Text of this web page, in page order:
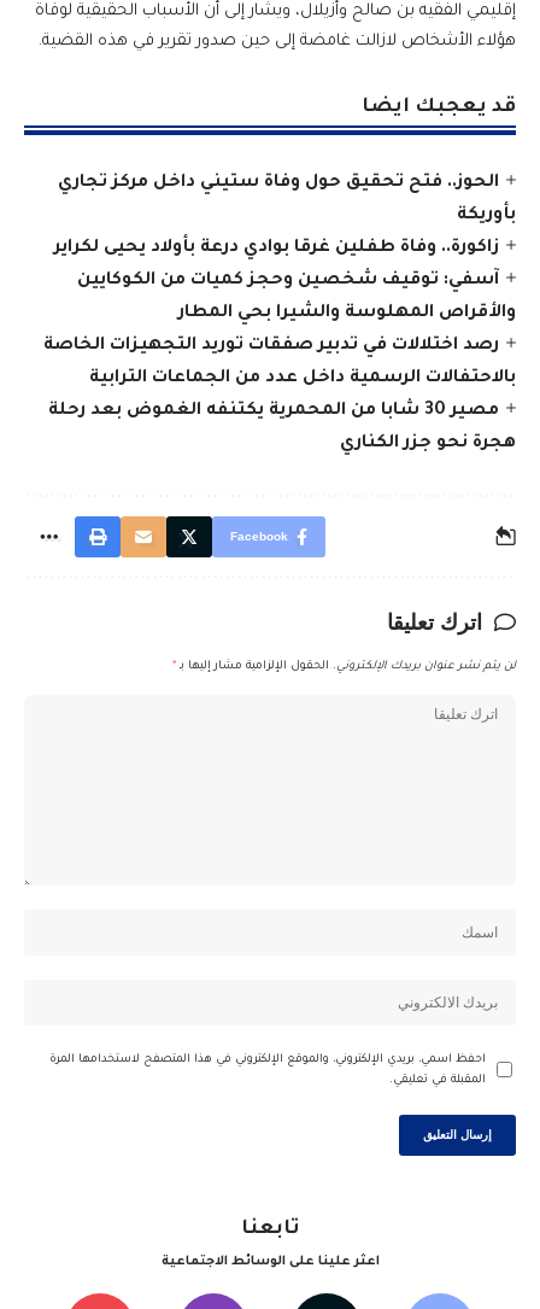
إقليمي الفقيه بن صالح وأزيلال، ويشار إلى أن الأسباب الحقيقية لوفاة
هؤلاء الأشخاص لازالت غامضة إلى حين صدور تقرير في هذه القضية.
قد يعجبك ايضا
الحوز.. فتح تحقيق حول وفاة ستيني داخل مركز تجاري
بأوريكة
زاكورة.. وفاة طفلين غرقا بوادي درعة بأولاد يحيى لكراير
آسفي: توقيف شخصين وحجز كميات من الكوكايين
والأقراص المهلوسة والشيرا بحي المطار
رصد اختلالات في تدبير صفقات توريد التجهيزات الخاصة
بالاحتفالات الرسمية داخل عدد من الجماعات الترابية
مصير 30 شابا من المحمرية يكتنفه الغموض بعد رحلة
هجرة نحو جزر الكناري
Facebook
اترك تعليقا
لن يتم نشر عنوان بريدك الإلكتروني. الحقول الإلزامية مشار إليها بـ *
احفظ اسمي، بريدي الإلكتروني، والموقع الإلكتروني في هذا المتصفح لاستخدامها المرة
المقبلة في تعليقي.
تابعنا
اعثر علينا على الوسائط الاجتماعية